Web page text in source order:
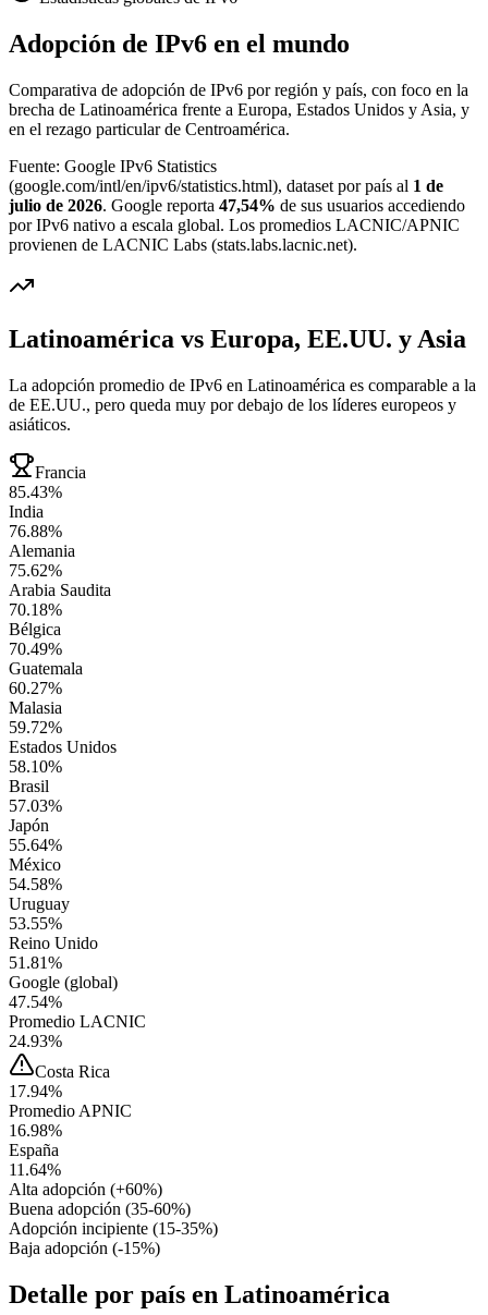
Adopción de IPv6 en el mundo
Comparativa de adopción de IPv6 por región y país, con foco en la
brecha de Latinoamérica frente a Europa, Estados Unidos y Asia, y
en el rezago particular de Centroamérica.
Fuente: Google IPv6 Statistics
(google.com/intl/en/ipv6/statistics.html), dataset por país al 1 de
julio de 2026. Google reporta 47,54% de sus usuarios accediendo
por IPv6 nativo a escala global. Los promedios LACNIC/APNIC
provienen de LACNIC Labs (stats.labs.lacnic.net).
Latinoamérica vs Europa, EE.UU. y Asia
La adopción promedio de IPv6 en Latinoamérica es comparable a la
de EE.UU., pero queda muy por debajo de los líderes europeos y
asiáticos.
Francia
85.43%
India
76.88%
Alemania
75.62%
Arabia Saudita
70.18%
Bélgica
70.49%
Guatemala
60.27%
Malasia
59.72%
Estados Unidos
58.10%
Brasil
57.03%
Japón
55.64%
México
54.58%
Uruguay
53.55%
Reino Unido
51.81%
Google (global)
47.54%
Promedio LACNIC
24.93%
Costa Rica
17.94%
Promedio APNIC
16.98%
España
11.64%
Alta adopción (+60%)
Buena adopción (35-60%)
Adopción incipiente (15-35%)
Baja adopción (-15%)
Detalle por país en Latinoamérica